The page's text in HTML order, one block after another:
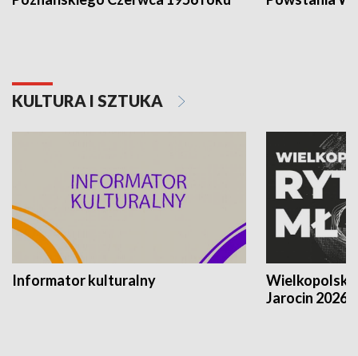
KULTURA I SZTUKA
Informator kulturalny
Jarocin 2026